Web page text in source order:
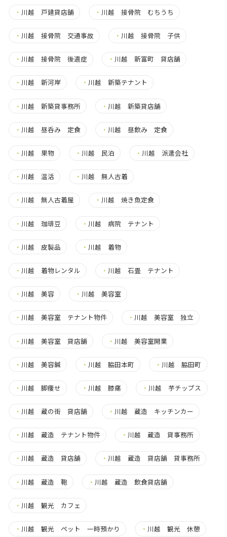
・ 川越 戸建貸店舗 ・ 川越 接骨院 むちうち
・ 川越 接骨院 交通事故 ・ 川越 接骨院 子供
・ 川越 接骨院 後遺症 ・ 川越 新富町 貸店舗
・ 川越 新河岸 ・ 川越 新築テナント
・ 川越 新築貸事務所 ・ 川越 新築貸店舗
・ 川越 昼呑み 定食 ・ 川越 昼飲み 定食
・ 川越 果物 ・ 川越 民泊 ・ 川越 派遣会社
・ 川越 温活 ・ 川越 無人古着
・ 川越 無人古着屋 ・ 川越 焼き魚定食
・ 川越 珈琲豆 ・ 川越 病院 テナント
・ 川越 皮製品 ・ 川越 着物
・ 川越 着物レンタル ・ 川越 石畳 テナント
・ 川越 美容 ・ 川越 美容室
・ 川越 美容室 テナント物件 ・ 川越 美容室 独立
・ 川越 美容室 貸店舗 ・ 川越 美容室開業
・ 川越 美容鍼 ・ 川越 脇田本町 ・ 川越 脇田町
・ 川越 脚痩せ ・ 川越 膝痛 ・ 川越 芋チップス
・ 川越 蔵の街 貸店舗 ・ 川越 蔵造 キッチンカー
・ 川越 蔵造 テナント物件 ・ 川越 蔵造 貸事務所
・ 川越 蔵造 貸店舗 ・ 川越 蔵造 貸店舗 貸事務所
・ 川越 蔵造 鞄 ・ 川越 蔵造 飲食貸店舗
・ 川越 観光 カフェ
・ 川越 観光 ペット 一時預かり ・ 川越 観光 休憩